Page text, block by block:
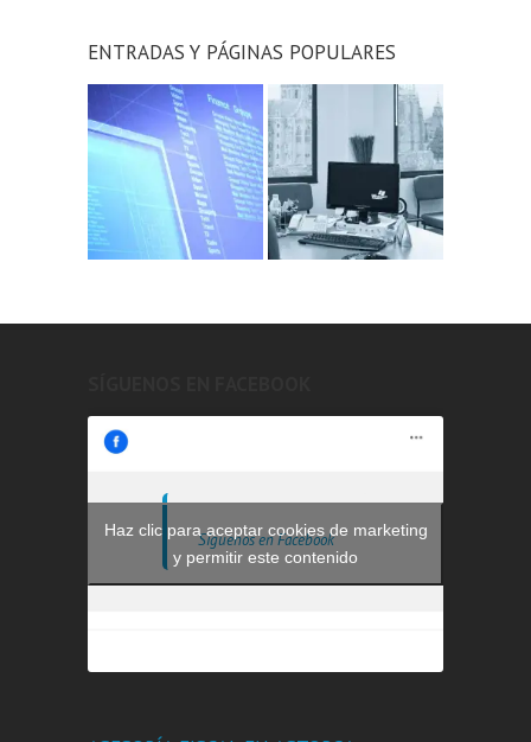
ENTRADAS Y PÁGINAS POPULARES
Síguenos en Facebook
Haz clic para aceptar cookies de marketing
y permitir este contenido